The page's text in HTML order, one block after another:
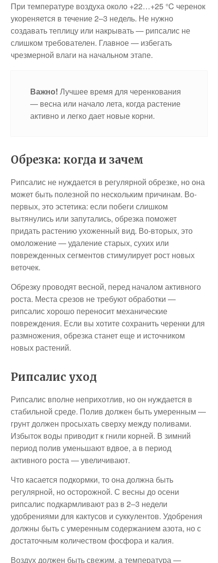
При температуре воздуха около +22…+25 °C черенок
укореняется в течение 2–3 недель. Не нужно
создавать теплицу или накрывать — рипсалис не
слишком требователен. Главное — избегать
чрезмерной влаги на начальном этапе.
Важно! Лучшее время для черенкования
— весна или начало лета, когда растение
активно и легко дает новые корни.
Обрезка: когда и зачем
Рипсалис не нуждается в регулярной обрезке, но она
может быть полезной по нескольким причинам. Во-
первых, это эстетика: если побеги слишком
вытянулись или запутались, обрезка поможет
придать растению ухоженный вид. Во-вторых, это
омоложение — удаление старых, сухих или
поврежденных сегментов стимулирует рост новых
веточек.
Обрезку проводят весной, перед началом активного
роста. Места срезов не требуют обработки —
рипсалис хорошо переносит механические
повреждения. Если вы хотите сохранить черенки для
размножения, обрезка станет еще и источником
новых растений.
Рипсалис уход
Рипсалис вполне неприхотлив, но он нуждается в
стабильной среде. Полив должен быть умеренным —
грунт должен просыхать сверху между поливами.
Избыток воды приводит к гнили корней. В зимний
период полив уменьшают вдвое, а в период
активного роста — увеличивают.
Что касается подкормки, то она должна быть
регулярной, но осторожной. С весны до осени
рипсалис подкармливают раз в 2–3 недели
удобрениями для кактусов и суккулентов. Удобрения
должны быть с умеренным содержанием азота, но с
достаточным количеством фосфора и калия.
Воздух должен быть свежим, а температура —